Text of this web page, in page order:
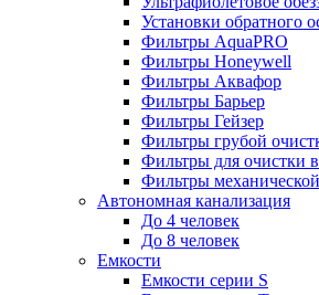
Установки обратного
Фильтры AquaPRO
Фильтры Honeywell
Фильтры Аквафор
Фильтры Барьер
Фильтры Гейзер
Фильтры грубой
Фильтры для очистки
Фильтры
Автономная канализация
До 4 человек
До 8 человек
Емкости
Емкости серии S